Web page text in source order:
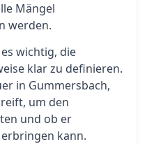
Mängel
werden.
wichtig, die
klar zu definieren.
in Gummersbach,
um den
und ob er
kann.